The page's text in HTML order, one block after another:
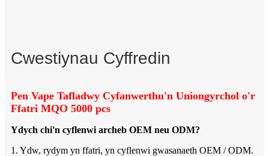
Cwestiynau Cyffredin
Pen Vape Tafladwy Cyfanwerthu'n Uniongyrchol o'r
Ffatri MQO 5000 pcs
Ydych chi'n cyflenwi archeb OEM neu ODM?
1. Ydw, rydym yn ffatri, yn cyflenwi gwasanaeth OEM / ODM.